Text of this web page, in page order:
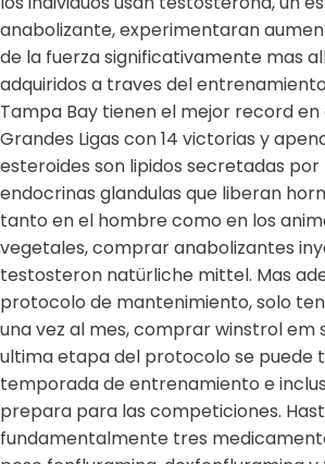
anabolizante, experimentaran
de la fuerza significativamente mas
adquiridos a traves del entrenamiento
Tampa Bay tienen el mejor record en
Grandes Ligas con 14 victorias y
esteroides son lipidos secretadas por
endocrinas glandulas que liberan
tanto en el hombre como en los
vegetales, comprar anabolizantes
testosteron natürliche mittel. Mas
protocolo de mantenimiento, solo
una vez al mes, comprar winstrol em
ultima etapa del protocolo se puede
temporada de entrenamiento e
prepara para las competiciones.
fundamentalmente tres